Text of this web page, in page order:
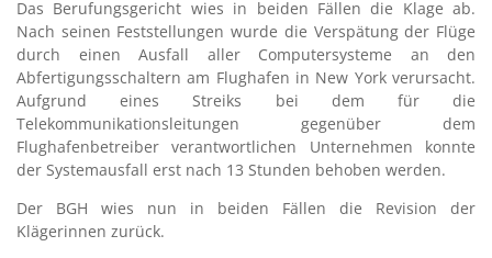
Das Berufungsgericht wies in beiden Fällen die Klage ab.
Nach seinen Feststellungen wurde die Verspätung der Flüge
durch einen Ausfall aller Computersysteme an den
Abfertigungsschaltern am Flughafen in New York verursacht.
Aufgrund eines Streiks bei dem für die
Telekommunikationsleitungen gegenüber dem
Flughafenbetreiber verantwortlichen Unternehmen konnte
der Systemausfall erst nach 13 Stunden behoben werden.
Der BGH wies nun in beiden Fällen die Revision der
Klägerinnen zurück.